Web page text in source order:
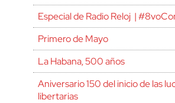
Especial de Radio Reloj |
Primero de Mayo
La Habana, 500 años
Aniversario 150 del inicio de las
libertarias